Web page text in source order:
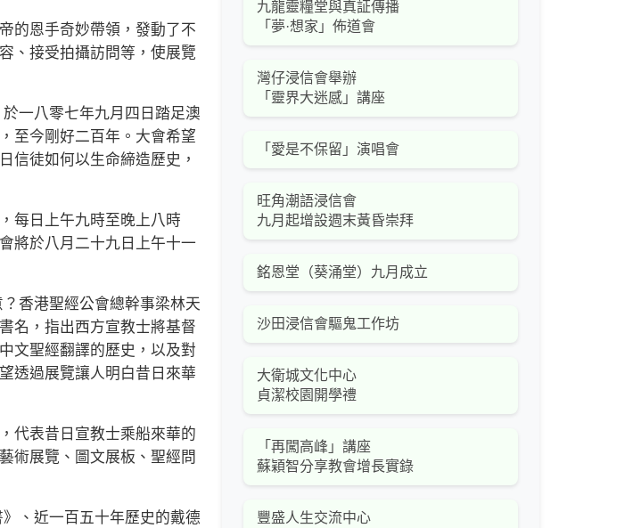
的恩手奇妙帶領，發動了不
、接受拍攝訪問等，使展覽
一八零七年九月四日踏足澳
至今剛好二百年。大會希望
信徒如何以生命締造歷史，
每日上午九時至晚上八時
將於八月二十九日上午十一
香港聖經公會總幹事梁林天
名，指出西方宣教士將基督
文聖經翻譯的歷史，以及對
透過展覽讓人明白昔日來華
代表昔日宣教士乘船來華的
術展覽、圖文展板、聖經問
、近一百五十年歷史的戴德
九龍靈糧堂與真証傳播
「夢·想家」佈道會
灣仔浸信會舉辦
「靈界大迷感」講座
「愛是不保留」演唱會
旺角潮語浸信會
九月起增設週末黃昏崇拜
銘恩堂（葵涌堂）九月成立
沙田浸信會驅鬼工作坊
大衛城文化中心
貞潔校園開學禮
「再闖高峰」講座
蘇穎智分享教會增長實錄
豐盛人生交流中心